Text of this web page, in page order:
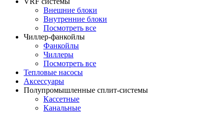
Внешние блоки
Внутренние блоки
Посмотреть все
Чиллер-фанкойлы
Фанкойлы
Чиллеры
Посмотреть все
Тепловые насосы
Аксессуары
Полупромышленные сплит-системы
Кассетные
Канальные